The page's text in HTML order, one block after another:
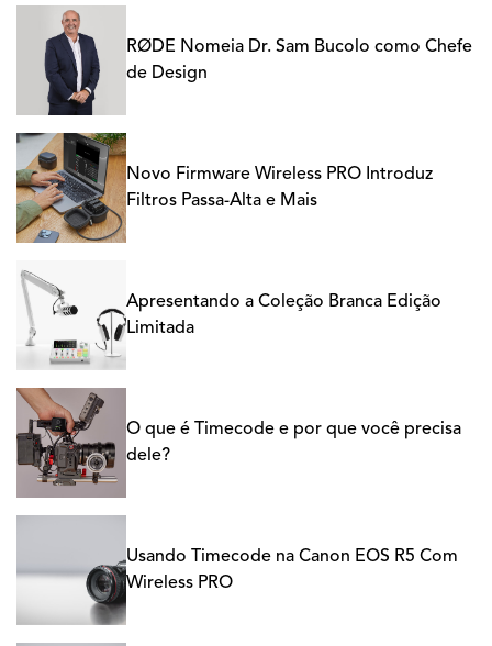
RØDE Nomeia Dr. Sam Bucolo como Chefe
de Design
Novo Firmware Wireless PRO Introduz
Filtros Passa-Alta e Mais
Apresentando a Coleção Branca Edição
Limitada
O que é Timecode e por que você precisa
dele?
Usando Timecode na Canon EOS R5 Com
Wireless PRO